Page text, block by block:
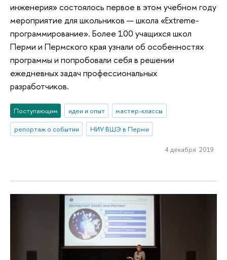
инженерия» состоялось первое в этом учебном году
мероприятие для школьников — школа «Extreme-
программирование». Более 100 учащихся школ
Перми и Пермского края узнали об особенностях
программы и попробовали себя в решении
ежедневных задач профессиональных
разработчиков.
Поступающим идеи и опыт
мастер-классы
репортаж о событии
НИУ ВШЭ в Перми
4 декабря 2019